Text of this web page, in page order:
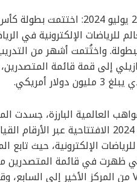
واختُتمت أشهر من
أمريكي.
العالمية البارزة، جسدت
عالم ببجي موبايل 2024
الإلكترونية، حيث
ظهرت في قائمة المتصدرين